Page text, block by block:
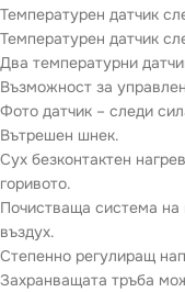
Температурен датчик
Температурен датчик
Два температурни
Възможност за
Фото датчик – следи
Вътрешен шнек.
Сух безконтактен
горивото.
Почистваща система на
въздух.
Степенно регулиращ
Захранващата тръба